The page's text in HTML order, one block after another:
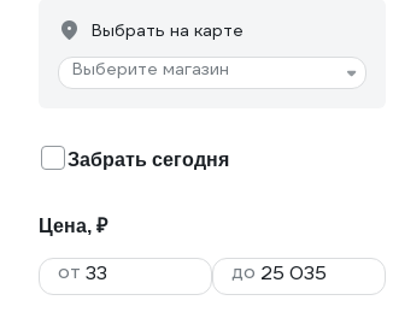
Выбрать на карте
Выберите магазин
Забрать сегодня
Цена, ₽
от до